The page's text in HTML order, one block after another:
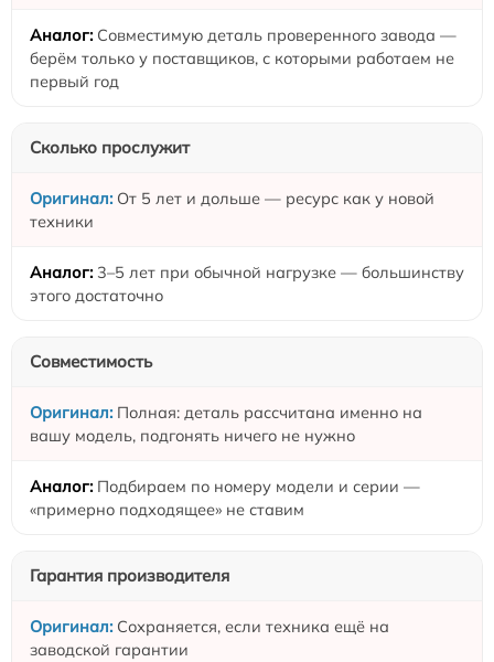
Совместимую деталь проверенного завода —
берём только у поставщиков, с которыми работаем не
первый год
Сколько прослужит
От 5 лет и дольше — ресурс как у новой
техники
3–5 лет при обычной нагрузке — большинству
этого достаточно
Совместимость
Полная: деталь рассчитана именно на
вашу модель, подгонять ничего не нужно
Подбираем по номеру модели и серии —
«примерно подходящее» не ставим
Гарантия производителя
Сохраняется, если техника ещё на
заводской гарантии